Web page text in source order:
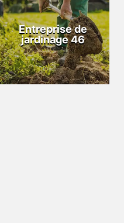
Entreprise de
jardinage 46